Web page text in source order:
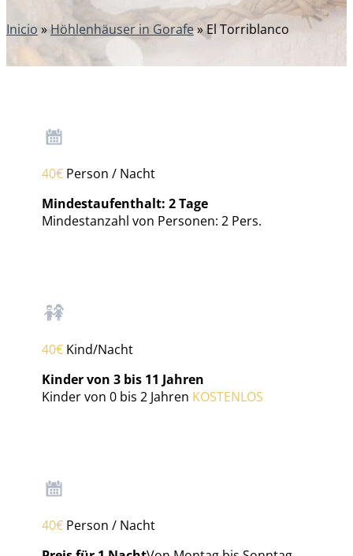
Inicio » Höhlenhäuser in Gorafe»El Torriblanco
40€Person / Nacht
Mindestaufenthalt: 2 Tage
Mindestanzahl von Personen: 2 Pers.
40€Kind/Nacht
Kinder von 3 bis 11 Jahren
Kinder von 0 bis 2 Jahren KOSTENLOS
40€Person / Nacht